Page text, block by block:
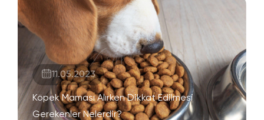
11.05.2023
Köpek Maması Alırken Dikkat Edilmesi
Gerekenler Nelerdir?